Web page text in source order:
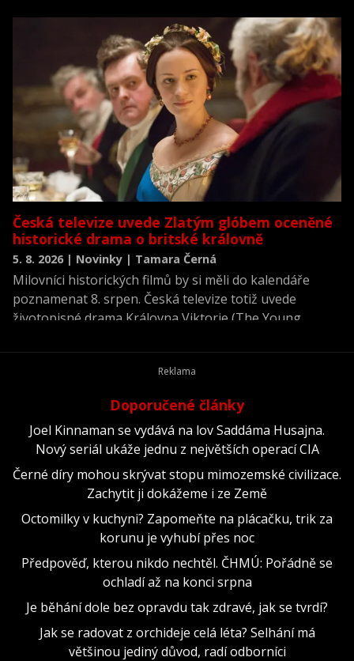
neviděné režisérské verzi filmu Akta X: Chci uvěřit.
Česká televize uvede Zlatým glóbem oceněné
historické drama o britské královně
5. 8. 2026 | Novinky | Tamara Černá
Milovníci historických filmů by si měli do kalendáře
poznamenat 8. srpen. Česká televize totiž uvede
životopisné drama Královna Viktorie (The Young
Doporučené články
Joel Kinnaman se vydává na lov Saddáma Husajna.
Nový seriál ukáže jednu z největších operací CIA
Černé díry mohou skrývat stopu mimozemské civilizace.
Zachytit ji dokážeme i ze Země
Octomilky v kuchyni? Zapomeňte na plácačku, trik za
korunu je vyhubí přes noc
Předpověď, kterou nikdo nechtěl. ČHMÚ: Pořádně se
ochladí až na konci srpna
Je běhání dole bez opravdu tak zdravé, jak se tvrdí?
Jak se radovat z orchideje celá léta? Selhání má
většinou jediný důvod, radí odborníci